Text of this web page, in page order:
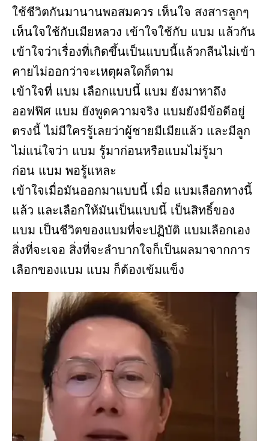
ใช้ชีวิตกันมานานพอสมควร เห็นใจ สงสารลูกๆ
เห็นใจใช้กับเมียหลวง เข้าใจใช้กับ แบม แล้วกัน
เข้าใจว่าเรื่องที่เกิดขึ้นเป็นแบบนี้แล้วกลืนไม่เข้า
คายไม่ออกว่าจะเหตุผลใดก็ตาม
เข้าใจที่ แบม เลือกแบบนี้ แบม ยังมาหาถึง
ออฟฟิศ แบม ยังพูดความจริง แบมยังมีข้อดีอยู่
ตรงนี้ ไม่มีใครรู้เลยว่าผู้ชายมีเมียแล้ว และมีลูก
ไม่แน่ใจว่า แบม รู้มาก่อนหรือแบมไม่รู้มา
ก่อน แบม พอรู้แหละ
เข้าใจเมื่อมันออกมาแบบนี้ เมื่อ แบมเลือกทางนี้
แล้ว และเลือกให้มันเป็นแบบนี้ เป็นสิทธิ์ของ
แบม เป็นชีวิตของแบมที่จะปฏิบัติ แบมเลือกเอง
สิ่งที่จะเจอ สิ่งที่จะลำบากใจก็เป็นผลมาจากการ
เลือกของแบม แบม ก็ต้องเข้มแข็ง